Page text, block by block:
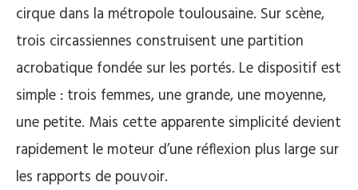
cirque dans la métropole toulousaine. Sur scène,
trois circassiennes construisent une partition
acrobatique fondée sur les portés. Le dispositif est
simple : trois femmes, une grande, une moyenne,
une petite. Mais cette apparente simplicité devient
rapidement le moteur d’une réflexion plus large sur
les rapports de pouvoir.